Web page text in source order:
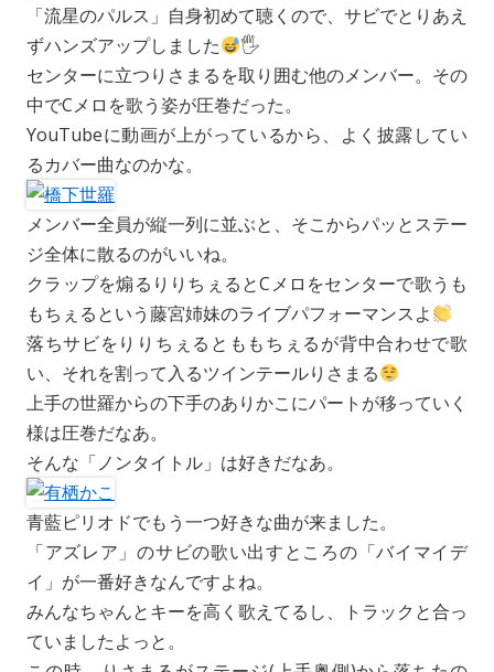
「流星のパルス」自身初めて聴くので、サビでとりあえ
ずハンズアップしました
🖐
センターに立つりさまるを取り囲む他のメンバー。その
中でCメロを歌う姿が圧巻だった。
YouTubeに動画が上がっているから、よく披露してい
るカバー曲なのかな。
メンバー全員が縦一列に並ぶと、そこからパッとステー
ジ全体に散るのがいいね。
クラップを煽るりりちぇるとCメロをセンターで歌うも
もちぇるという藤宮姉妹のライブパフォーマンスよ
落ちサビをりりちぇるとももちぇるが背中合わせで歌
い、それを割って入るツインテールりさまる
上手の世羅からの下手のありかこにパートが移っていく
様は圧巻だなあ。
そんな「ノンタイトル」は好きだなあ。
青藍ピリオドでもう一つ好きな曲が来ました。
「アズレア」のサビの歌い出すところの「バイマイデ
イ」が一番好きなんですよね。
みんなちゃんとキーを高く歌えてるし、トラックと合っ
ていましたよっと。